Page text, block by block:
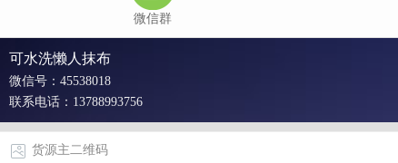
微信群
可水洗懒人抹布
微信号：45538018
联系电话：13788993756
货源主二维码